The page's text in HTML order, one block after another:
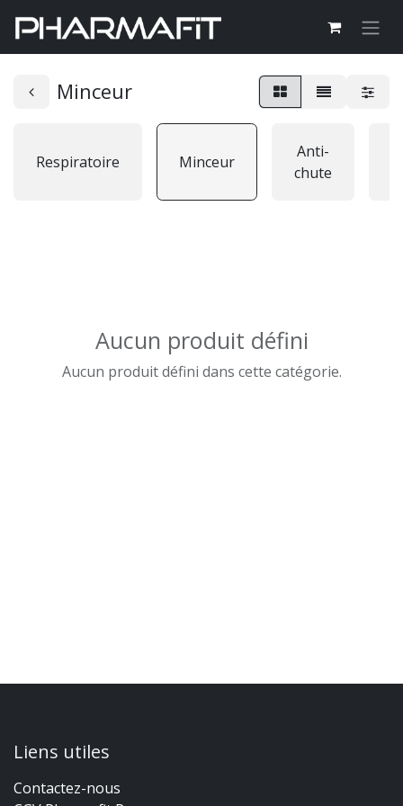
Minceur
Respiratoire Minceur
Anti-
chute
Aucun produit défini
Aucun produit défini dans cette catégorie.
Liens utiles
Contactez-nous